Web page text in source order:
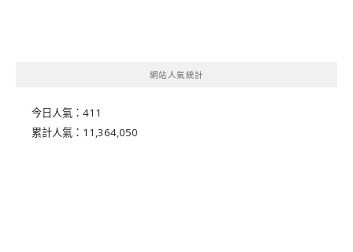
網站人氣統計
今日人氣： 411
累計人氣： 11,364,050